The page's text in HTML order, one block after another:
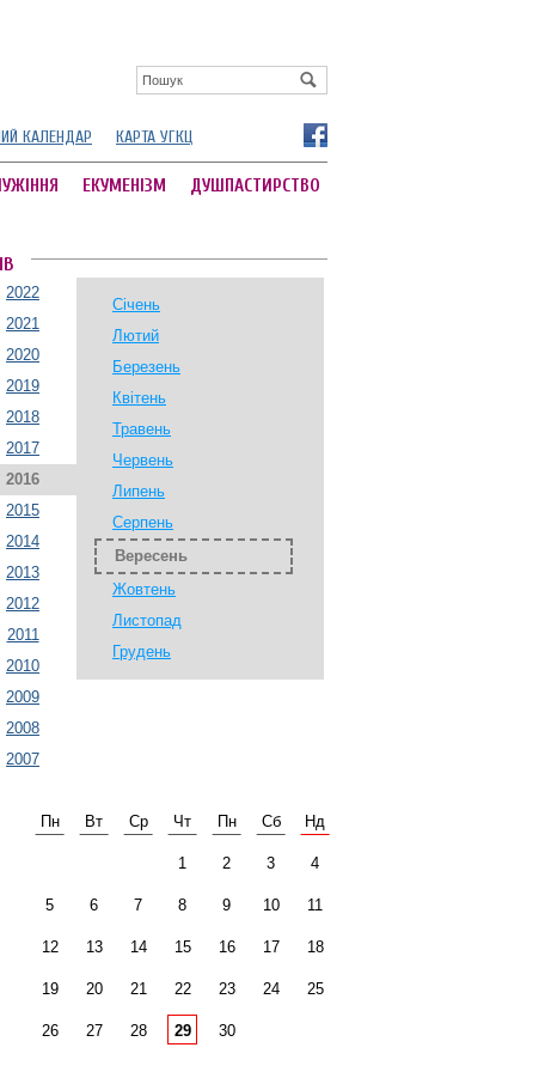
КАЛЕНДАР КАРТА УГКЦ
ЕКУМЕНІЗМ ДУШПАСТИРСТВО
2022
2021
2020
2019
2018
2017
2016
2015
2014
2013
2012
2011
2010
2009
2008
2007
Січень
Лютий
Березень
Квітень
Травень
Червень
Липень
Серпень
Вересень
Жовтень
Листопад
Грудень
Пн Вт Ср Чт Пн Сб Нд
1 2 3 4
5 6 7 8 9 10 11
12 13 14 15 16 17 18
19 20 21 22 23 24 25
26 27 28 29 30